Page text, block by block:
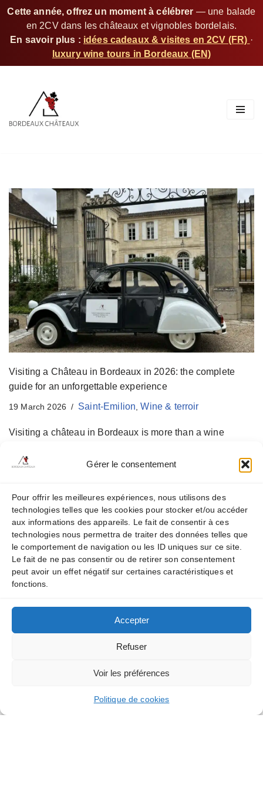
Gérer le consentement
Pour offrir les meilleures expériences, nous utilisons des
technologies telles que les cookies pour stocker et/ou accéder
aux informations des appareils. Le fait de consentir à ces
technologies nous permettra de traiter des données telles que
le comportement de navigation ou les ID uniques sur ce site.
Le fait de ne pas consentir ou de retirer son consentement
peut avoir un effet négatif sur certaines caractéristiques et
fonctions.
Accepter
Refuser
Voir les préférences
Politique de cookies
Cette année, offrez un moment à célébrer — une balade
en 2CV dans les châteaux et vignobles bordelais.
En savoir plus : idées cadeaux & visites en 2CV (FR) ·
luxury wine tours in Bordeaux (EN)
i
o
n
t
e
n
t
Visiting a Château in Bordeaux in 2026: the complete
guide for an unforgettable experience
19 March 2026 Saint-Emilion ,Wine & terroir
Visiting a château in Bordeaux is more than a wine
experience.It means stepping into a world where history,
landscapes and ancestral know-how come together. But
one question arises:how do you choose the right
experience? Organizing a château visit in Bordeaux can
quickly become complex without the right guidance.
Between traditional visits, private…Read More »